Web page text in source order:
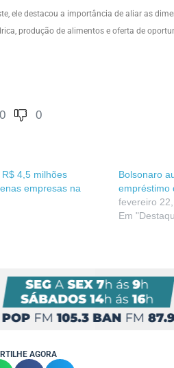
ele destacou a importância de aliar as
produção de alimentos e oferta de
0 0
4,5 milhões
empresas na
Bolsonaro
empréstimo
fevereiro
Em
AGORA